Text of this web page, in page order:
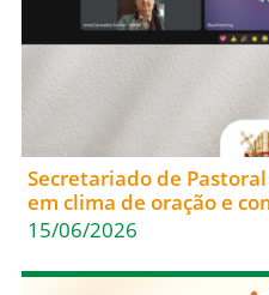
Secretariado de
em clima de oração e
15/06/2026